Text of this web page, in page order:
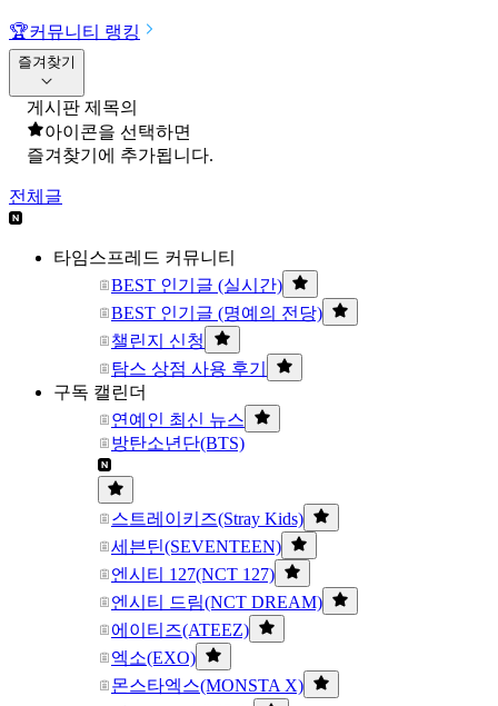
🏆커뮤니티 랭킹
즐겨찾기
게시판 제목의
아이콘을 선택하면
즐겨찾기에 추가됩니다.
전체글
타임스프레드 커뮤니티
BEST 인기글 (실시간)
BEST 인기글 (명예의 전당)
챌린지 신청
탐스 상점 사용 후기
구독 캘린더
연예인 최신 뉴스
방탄소년단(BTS)
스트레이키즈(Stray Kids)
세븐틴(SEVENTEEN)
엔시티 127(NCT 127)
엔시티 드림(NCT DREAM)
에이티즈(ATEEZ)
엑소(EXO)
몬스타엑스(MONSTA X)